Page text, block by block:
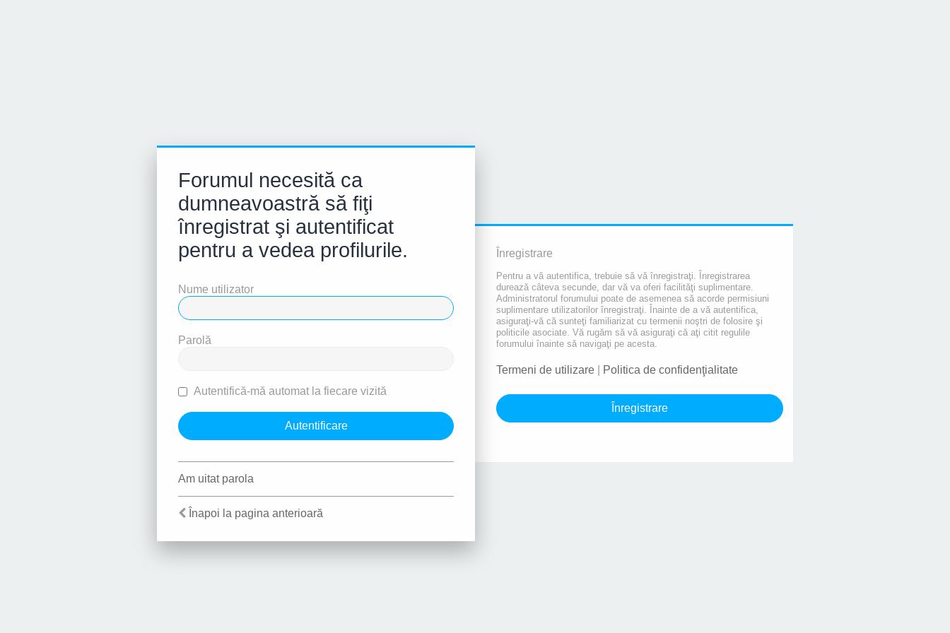
Forumul necesită ca
dumneavoastră să fiţi
înregistrat şi autentificat
pentru a vedea profilurile.
Nume utilizator
Parolă
Autentifică-mă automat la fiecare vizită
Am uitat parola
Înapoi la pagina anterioară
Înregistrare
Pentru a vă autentifica, trebuie să vă înregistraţi. Înregistrarea
durează câteva secunde, dar vă va oferi facilităţi suplimentare.
Administratorul forumului poate de asemenea să acorde permisiuni
suplimentare utilizatorilor înregistraţi. Înainte de a vă autentifica,
asiguraţi-vă că sunteţi familiarizat cu termenii noştri de folosire şi
politicile asociate. Vă rugăm să vă asiguraţi că aţi citit regulile
forumului înainte să navigaţi pe acesta.
Termeni de utilizare Politica de confidenţialitate
Înregistrare